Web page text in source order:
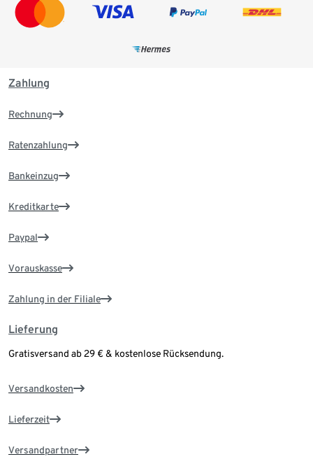
Zahlung
Rechnung
Ratenzahlung
Bankeinzug
Kreditkarte
Paypal
Vorauskasse
Zahlung in der Filiale
Lieferung
Gratisversand ab 29 € & kostenlose Rücksendung.
Versandkosten
Lieferzeit
Versandpartner